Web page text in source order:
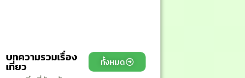
บทความรวมเรื่อง
เที่ยว ทั้งหมด